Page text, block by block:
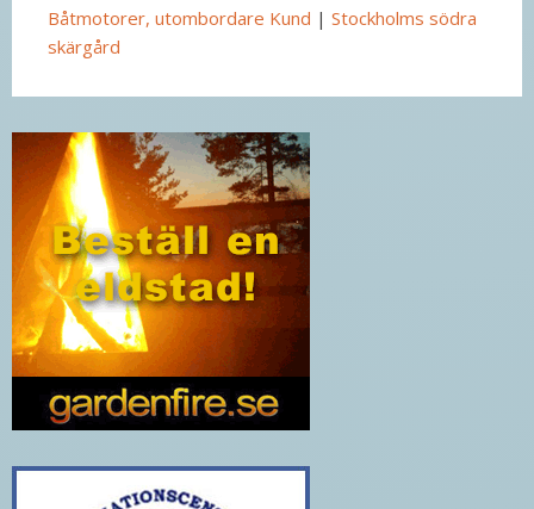
Båtmotorer, utombordare Kund | Stockholms södra
skärgård